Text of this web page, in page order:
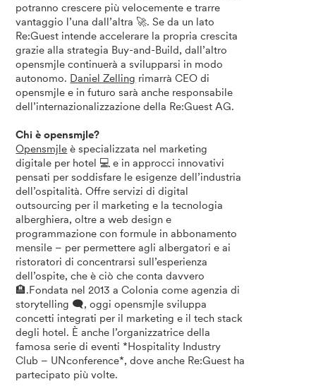
potranno crescere più velocemente e trarre
vantaggio l’una dall’altra 🚀. Se da un lato
Re:Guest intende accelerare la propria crescita
grazie alla strategia Buy-and-Build, dall’altro
opensmjle continuerà a svilupparsi in modo
autonomo. Daniel Zelling rimarrà CEO di
opensmjle e in futuro sarà anche responsabile
dell’internazionalizzazione della Re:Guest AG.
Chi è opensmjle?
Opensmjle è specializzata nel marketing
digitale per hotel 💻 e in approcci innovativi
pensati per soddisfare le esigenze dell’industria
dell’ospitalità. Offre servizi di digital
outsourcing per il marketing e la tecnologia
alberghiera, oltre a web design e
programmazione con formule in abbonamento
mensile – per permettere agli albergatori e ai
ristoratori di concentrarsi sull’esperienza
dell’ospite, che è ciò che conta davvero
🏨.Fondata nel 2013 a Colonia come agenzia di
storytelling 🗨️, oggi opensmjle sviluppa
concetti integrati per il marketing e il tech stack
degli hotel. È anche l’organizzatrice della
famosa serie di eventi *Hospitality Industry
Club – UNconference*, dove anche Re:Guest ha
partecipato più volte.